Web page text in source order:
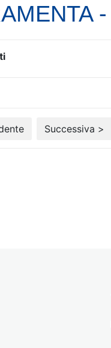
Successiva >